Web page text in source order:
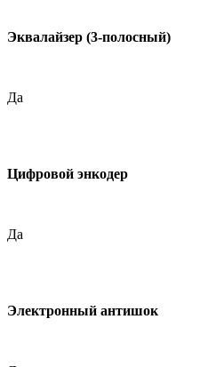
Эквалайзер (3-полосный)
Да
Цифровой энкодер
Да
Электронный антишок